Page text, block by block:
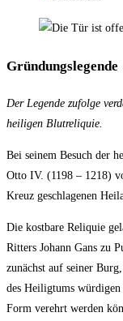
Gründungslegende
Der Legende zufolge
heiligen Blutreliquie.
Bei seinem Besuch der
Otto IV. (1198 – 1218)
Kreuz geschlagenen
Die kostbare Reliquie
Ritters Johann Gans zu
zunächst auf seiner
des Heiligtums
Form verehrt werden